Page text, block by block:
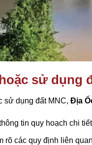
sử dụng
sử dụng đất MNC, Địa
tin quy hoạch chi
rõ các quy định liên